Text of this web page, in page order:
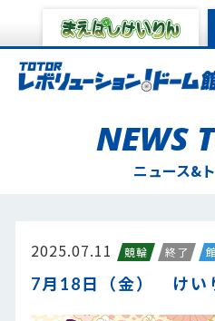
NEWS
ニュース&
2025.07.11 競輪 終了
7月18日（金） けい